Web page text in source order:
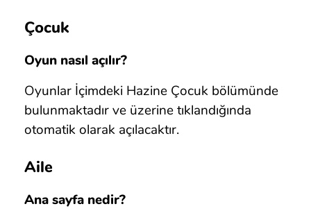
Çocuk
Oyun nasıl açılır?
Oyunlar İçimdeki Hazine Çocuk bölümünde
bulunmaktadır ve üzerine tıklandığında
otomatik olarak açılacaktır.
Aile
Ana sayfa nedir?